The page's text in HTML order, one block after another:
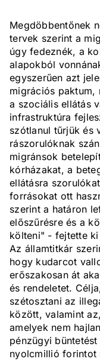
Megdöbbentőnek
tervek szerint a
úgy fedeznék, a
alapokból
egyszerűen azt
migrációs paktum,
a szociális ellátás
infrastruktúra
szótlanul tűrjük és
rászorulóknak
migránsok
kórházakat, a
ellátásra
forrásokat ott
szerint a határon
előszűrésre és a
költeni" - fejtette ki
Az államtitkár
hogy kudarcot
erőszakosan át
és rendeletet.
szétosztani az
között, valamint
amelyek nem
pénzügyi
nyolcmillió forintot